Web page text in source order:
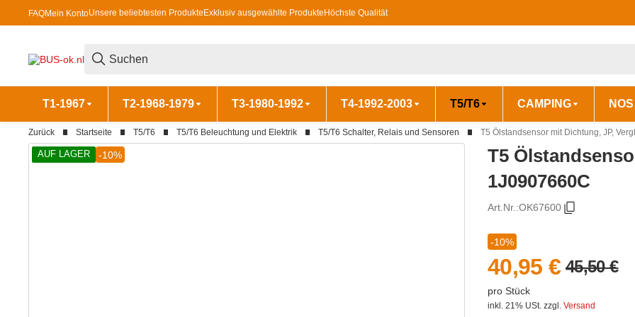
FAQMein KontoUnsere beliebtesten Produkte Exklusiv ausgewählte Produkte Höchste Qualität
T1-1967 T2-1968-1979 T3-1980-1992 T4-1992-2003 T5/T6 CAMPING NOS
Zurück Startseite T5/T6 T5/T6 Beleuchtung und Elektrik T5/T6 Schalter, Relais und Sensoren T5 Ölstandsensor mit Dichtung, JP,
AUF LAGER -10%
T5
1J0907660C
Art.Nr.:OK67600
-10%
40,95 € 45,50 €
pro Stück
inkl. 21% USt. zzgl. Versand